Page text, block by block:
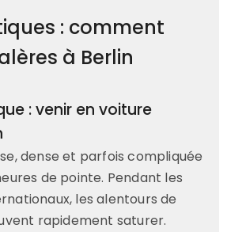
: comment
à Berlin
: venir en voiture
dense et parfois compliquée
de pointe. Pendant les
les alentours de
rapidement saturer.